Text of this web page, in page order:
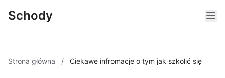
Schody
Strona główna / Ciekawe infromacje o tym jak szkolić się